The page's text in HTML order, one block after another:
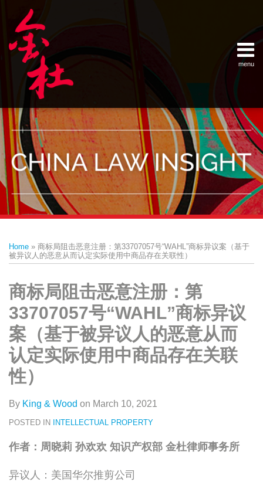
content
menu
Home
- 关于
金杜
Services
- 专业领
域
Contact
- 联系
我们
English
Example Link
China Banking Regulatory
China Insurance Regulatory
China Securities Regulatory
General Administration of Customs
Ministry of Commerce
National Development and Reform
Pacific Rim Advisory Council
State Administration for Industry &
State Administration of Foreign
Supreme People’s Court
World Law Group
RSS
LinkedIn
Weibo
Home » 商标局阻击恶意注册：第33707057号“WAHL”商标异议案（基于
被异议人的恶意从而认定实际使用中商品存在关联性）
商标局阻击恶意注册：第
33707057号“WAHL”商标异议
案（基于被异议人的恶意从而
认定实际使用中商品存在关联
性）
By King & Wood on March 10, 2021
POSTED IN INTELLECTUAL PROPERTY
作者：周晓莉 孙欢欢 知识产权部 金杜律师事务所
异议人：美国华尔推剪公司
this
post
this
post
this
post
this
post
LinkedIn